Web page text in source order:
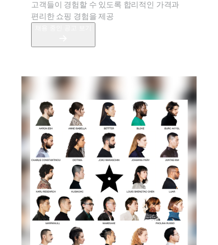
고객들이 경험할 수 있도록 합리적인 가격과
편리한 쇼핑 경험을 제공